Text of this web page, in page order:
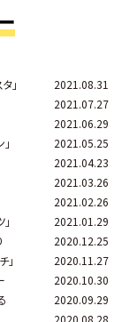
」
2021.08.31
2021.07.27
2021.06.29
2021.05.25
2021.04.23
2021.03.26
2021.02.26
2021.01.29
2020.12.25
」
2020.11.27
2020.10.30
2020.09.29